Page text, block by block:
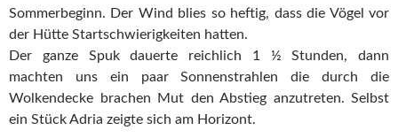
Sommerbeginn. Der Wind blies so heftig, dass die Vögel vor
der Hütte Startschwierigkeiten hatten.
Der ganze Spuk dauerte reichlich 1 ½ Stunden, dann
machten uns ein paar Sonnenstrahlen die durch die
Wolkendecke brachen Mut den Abstieg anzutreten. Selbst
ein Stück Adria zeigte sich am Horizont.